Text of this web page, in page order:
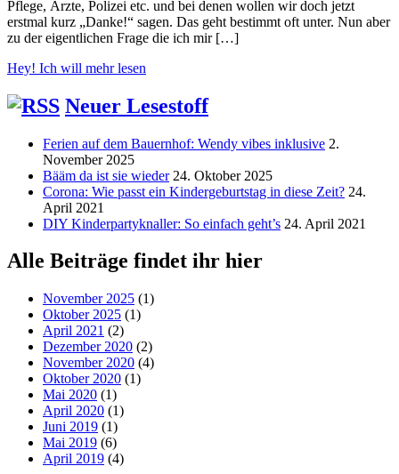
Pflege, Ärzte, Polizei etc. und bei denen wollen wir doch jetzt
erstmal kurz „Danke!“ sagen. Das geht bestimmt oft unter. Nun aber
zu der eigentlichen Frage die ich mir […]
Hey! Ich will mehr lesen
Neuer Lesestoff
Ferien auf dem Bauernhof: Wendy vibes inklusive 2.
November 2025
Bääm da ist sie wieder 24. Oktober 2025
Corona: Wie passt ein Kindergeburtstag in diese Zeit? 24.
April 2021
DIY Kinderpartyknaller: So einfach geht’s 24. April 2021
Alle Beiträge findet ihr hier
November 2025 (1)
Oktober 2025 (1)
April 2021 (2)
Dezember 2020 (2)
November 2020 (4)
Oktober 2020 (1)
Mai 2020 (1)
April 2020 (1)
Juni 2019 (1)
Mai 2019 (6)
April 2019 (4)